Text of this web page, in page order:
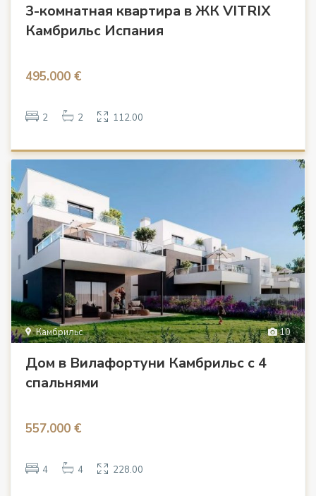
3-комнатная квартира в ЖК VITRIX
Камбрильс Испания
495.000 €
2 2 112.00
10
Камбрильс
Дом в Вилафортуни Камбрильс с 4
спальнями
557.000 €
4 4 228.00